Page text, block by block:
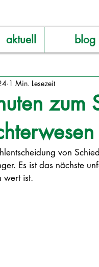
aktuell blog
zum
1 Min. Lesezeit
von
Es ist das nächste
wert ist.